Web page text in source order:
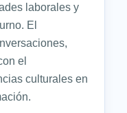
laborales y
El
el
culturales en